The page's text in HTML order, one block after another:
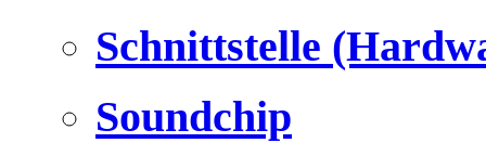
Schnittstelle
Soundchip